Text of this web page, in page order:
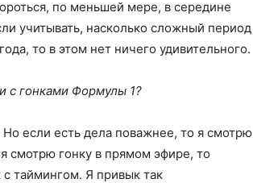
по меньшей мере, в середине
учитывать, насколько сложный период
то в этом нет ничего удивительного.
с гонками Формулы 1?
если есть дела поважнее, то я смотрю
смотрю гонку в прямом эфире, то
таймингом. Я привык так